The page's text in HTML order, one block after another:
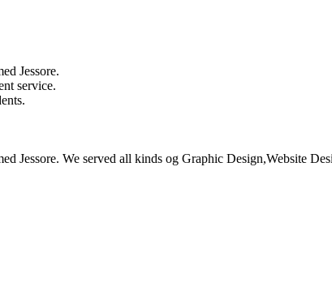
Jessore.
service.
Jessore. We served all kinds og Graphic Design,Website